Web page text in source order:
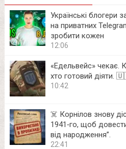
Українські блогери
на приватних
зробити кожен
12:06
«Едельвейс» чекає.
хто готовий діяти.
10:42
☠️ Корнілов знову
1941‑го, щоб
від народження”.
22:41